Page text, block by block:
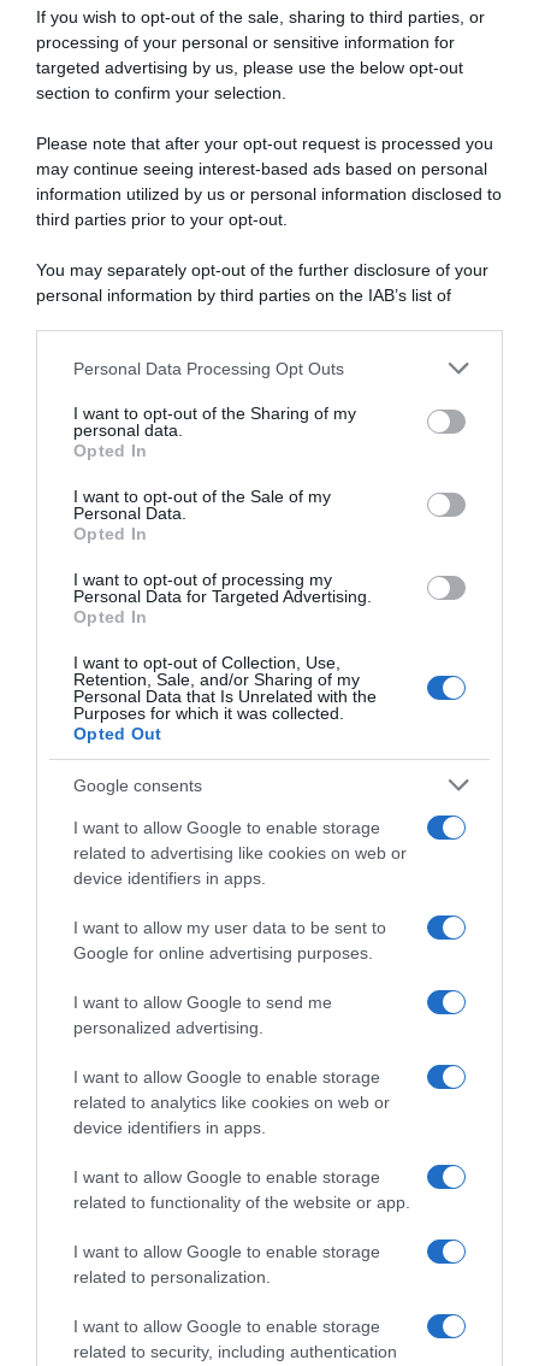
If you wish to opt-out of the sale, sharing to third parties, or
processing of your personal or sensitive information for
targeted advertising by us, please use the below opt-out
section to confirm your selection.
Please note that after your opt-out request is processed you
may continue seeing interest-based ads based on personal
information utilized by us or personal information disclosed to
third parties prior to your opt-out.
You may separately opt-out of the further disclosure of your
personal information by third parties on the IAB’s list of
This information may also be disclosed by us to third parties
disclose it to other third parties.
Please note that this website/app uses one or more Google
services and may gather and store information including but
not limited to your visit or usage behaviour. You may click to
grant or deny consent to Google and its third-party tags to
consent section.
Personal Data Processing Opt Outs
I want to opt-out of the Sharing of my
personal data.
Opted In
I want to opt-out of the Sale of my
Personal Data.
Opted In
I want to opt-out of processing my
Personal Data for Targeted Advertising.
Opted In
I want to opt-out of Collection, Use,
Retention, Sale, and/or Sharing of my
Personal Data that Is Unrelated with the
Purposes for which it was collected.
Opted Out
Google consents
I want to allow Google to enable storage
related to advertising like cookies on web or
device identifiers in apps.
I want to allow my user data to be sent to
Google for online advertising purposes.
I want to allow Google to send me
personalized advertising.
I want to allow Google to enable storage
related to analytics like cookies on web or
device identifiers in apps.
I want to allow Google to enable storage
related to functionality of the website or app.
I want to allow Google to enable storage
related to personalization.
I want to allow Google to enable storage
related to security, including authentication
ARTICOLI RECENTI
“A tavola con Csaba”: chelsea buns
Giusina Battaglia
“Giusina in cucina”: biscotti da inzuppo di Giusina Battaglia
“In cucina con Imma e Matteo”: tortino al cioccolato
“Camper”: semifreddo di yogurt e crumble
CHI SIAMO
Dalla tv, alla brace. RicetteInTv.com nasce dall'idea di
raccogliere le follie culinarie di chef navigati e cuochi
improvvisati, che preferiscono gli studi televisivi alle cucine di
un ristorante...continua...
Chi Siamo | Contatti
Cookie
Privacy